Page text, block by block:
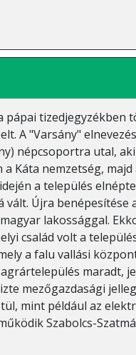
pápai tizedjegyzékben
A "Varsány"
népcsoportra utal,
Káta nemzetség, majd
a település
vált. Újra benépesítése
lakossággal.
család volt a
a falu vallási
maradt,
mezőgazdasági
mint például az
Szabolcs-